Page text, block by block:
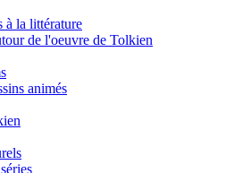
à la littérature
de l'oeuvre de Tolkien
animés